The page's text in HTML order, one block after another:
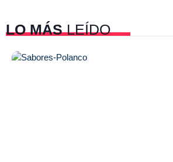
LO MÁSLEÍDO